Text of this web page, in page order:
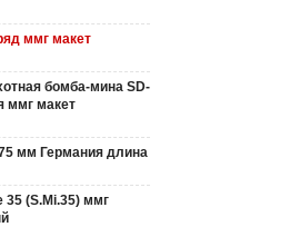
ммг макет
бомба-мина SD-
ммг макет
мм Германия длина
(S.Mi.35) ммг